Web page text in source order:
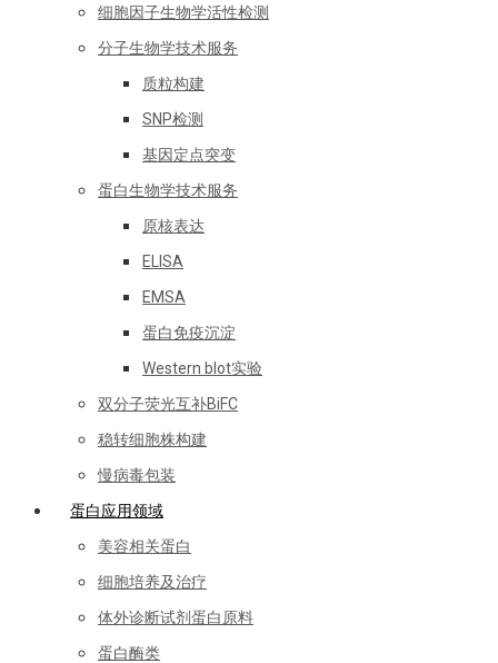
细胞因子生物学活性检测
分子生物学技术服务
质粒构建
SNP检测
基因定点突变
蛋白生物学技术服务
原核表达
ELISA
EMSA
蛋白免疫沉淀
Western blot实验
双分子荧光互补BiFC
稳转细胞株构建
慢病毒包装
蛋白应用领域
美容相关蛋白
细胞培养及治疗
体外诊断试剂蛋白原料
蛋白酶类